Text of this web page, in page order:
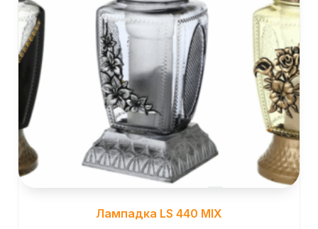
Лампадка LS 440 MIX